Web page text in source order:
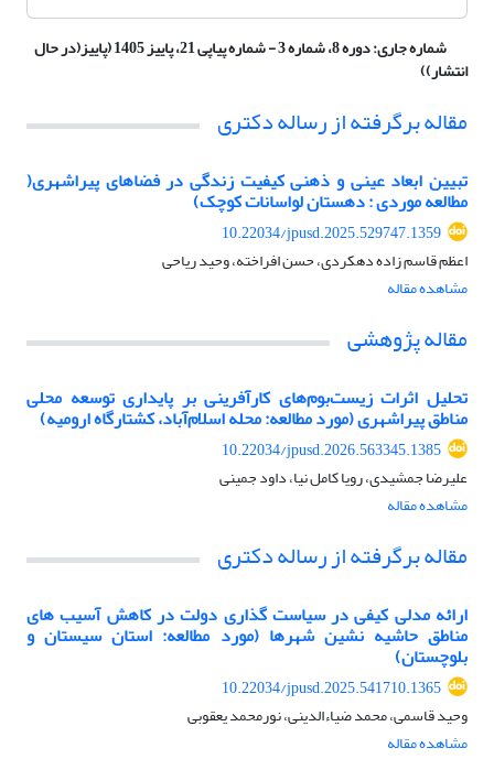
شماره جاری: دوره 8، شماره 3 - شماره پیاپی 21، پاییز 1405 (پاییز(در حال
انتشار))
مقاله برگرفته از رساله دکتری
تبیین ابعاد عینی و ذهنی کیفیت زندگی در فضاهای پیراشهری(
مطالعه موردی : دهستان لواسانات کوچک)
10.22034/jpusd.2025.529747.1359
اعظم قاسم زاده دهکردی، حسن افراخته، وحید ریاحی
مشاهده مقاله
مقاله پژوهشی
تحلیل اثرات زیست‌بوم‌های کارآفرینی بر پایداری توسعه محلی
مناطق پیراشهری (مورد مطالعه: محله اسلام‌آباد، کشتارگاه ارومیه)
10.22034/jpusd.2026.563345.1385
علیرضا جمشیدی، رویا کامل نیا، داود جمینی
مشاهده مقاله
مقاله برگرفته از رساله دکتری
ارائه مدلی کیفی در سیاست گذاری دولت در کاهش آسیب های
مناطق حاشیه نشین شهرها (مورد مطالعه: استان سیستان و
بلوچستان)
10.22034/jpusd.2025.541710.1365
وحید قاسمی، محمد ضیاءالدینی، نورمحمد یعقوبی
مشاهده مقاله